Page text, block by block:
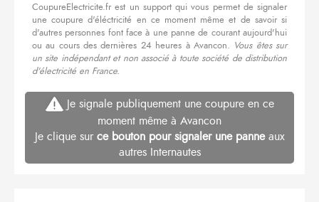
CoupureElectricite.fr est un support qui vous permet de signaler
une coupure d'éléctricité en ce moment même et de savoir si
d'autres personnes font face à une panne de courant aujourd'hui
ou au cours des dernières 24 heures à Avancon. Vous êtes sur
un site indépendant et non associé à toute société de distribution
d'électricité en France.
Je signale publiquement une coupure en ce
moment même à Avancon
Je clique sur ce bouton pour signaler une panneaux
autres Internautes